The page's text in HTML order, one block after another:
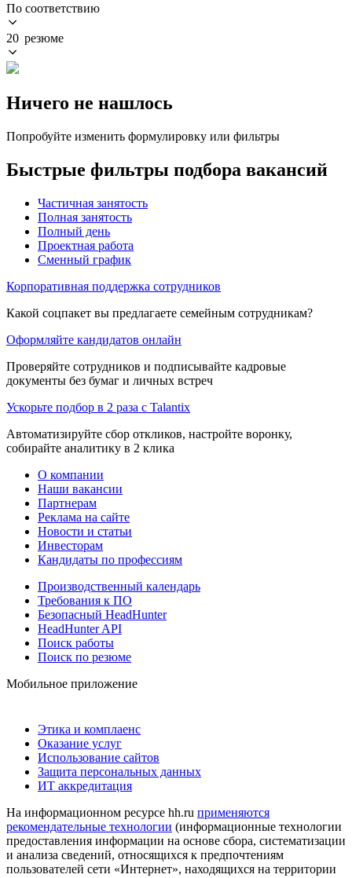
По соответствию
20 резюме
Ничего не нашлось
Попробуйте изменить формулировку или фильтры
Быстрые фильтры подбора вакансий
Частичная занятость
Полная занятость
Полный день
Проектная работа
Сменный график
Корпоративная поддержка сотрудников
Какой соцпакет вы предлагаете семейным сотрудникам?
Оформляйте кандидатов онлайн
Проверяйте сотрудников и подписывайте кадровые
документы без бумаг и личных встреч
Ускорьте подбор в 2 раза с Talantix
Автоматизируйте сбор откликов, настройте воронку,
собирайте аналитику в 2 клика
О компании
Наши вакансии
Партнерам
Реклама на сайте
Новости и статьи
Инвесторам
Кандидаты по профессиям
Производственный календарь
Требования к ПО
Безопасный HeadHunter
HeadHunter API
Поиск работы
Поиск по резюме
Мобильное приложение
Этика и комплаенс
Оказание услуг
Использование сайтов
Защита персональных данных
ИТ аккредитация
На информационном ресурсе hh.ru применяются
рекомендательные технологии (информационные технологии
предоставления информации на основе сбора, систематизации
и анализа сведений, относящихся к предпочтениям
пользователей сети «Интернет», находящихся на территории